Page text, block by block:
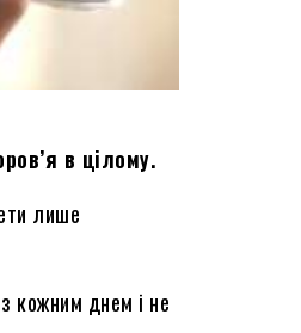
в цілому.
лише
кожним днем ​​і не